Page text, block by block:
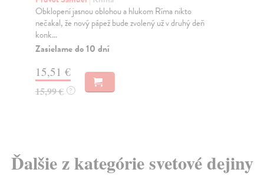
Obklopení jasnou oblohou a hlukom Ríma nikto
nečakal, že nový pápež bude zvolený už v druhý deň
konk...
Zasielame do 10 dní
15,51 €
15,99 € ?
Ďalšie z kategórie svetové dejiny